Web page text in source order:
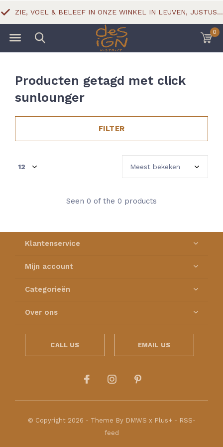
0
ZIE, VOEL & BELEEF IN ONZE WINKEL IN LEUVEN, JUSTUS LIPSIUSSTRAAT 18
Producten getagd met click
sunlounger
FILTER
Seen 0 of the 0 products
Klantenservice
Mijn account
Categorieën
Over ons
CALL US EMAIL US
© Copyright 2026 - Theme By DMWS x Plus+- RSS-
feed